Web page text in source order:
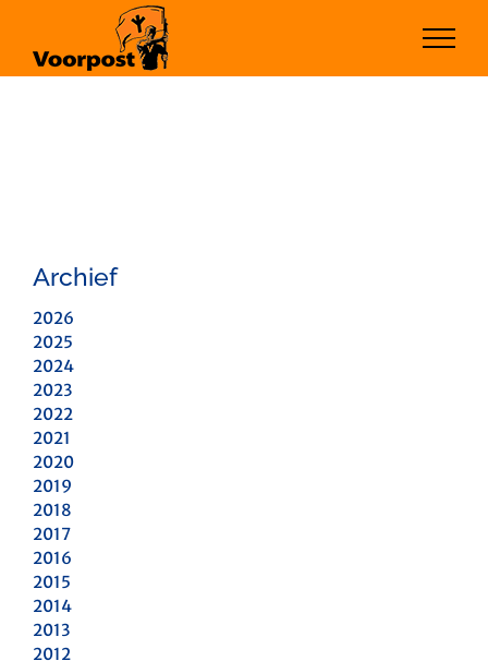
inhoud
Archief
2026
2025
2024
2023
2022
2021
2020
2019
2018
2017
2016
2015
2014
2013
2012